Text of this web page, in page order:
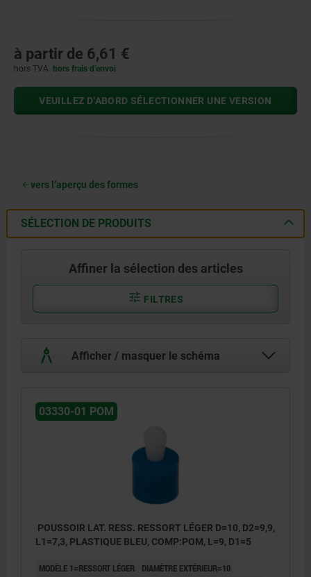
à partir de 6,61 €
hors TVA hors frais d’envoi
VEUILLEZ D’ABORD SÉLECTIONNER UNE VERSION
vers l’aperçu des formes
SÉLECTION DE PRODUITS
Affiner la sélection des articles
FILTRES
Afficher / masquer le schéma
03330-01 POM
POUSSOIR LAT. RESS. RESSORT LÉGER D=10, D2=9,9,
L1=7,3, PLASTIQUE BLEU, COMP:POM, L=9, D1=5
MODÈLE 1=RESSORT LÉGER
DIAMÈTRE EXTÉRIEUR=10